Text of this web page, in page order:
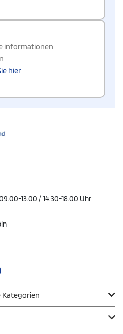
informationen
hier
13.00 / 14.30-18.00 Uhr